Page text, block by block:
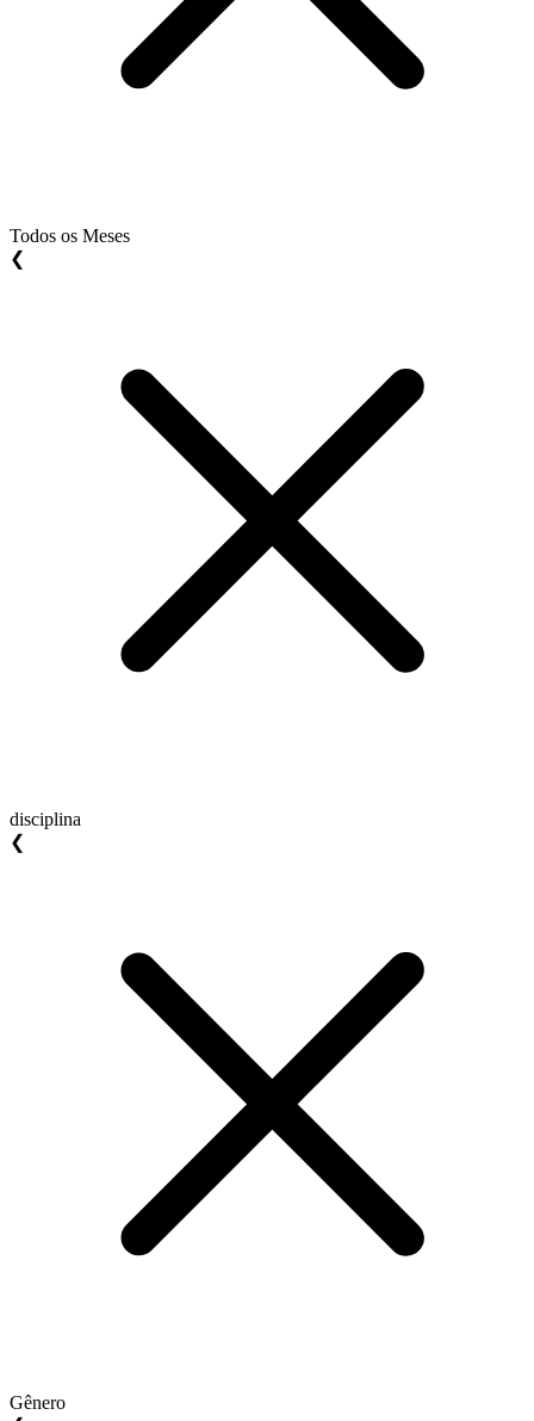
Todos os Meses
❮
disciplina
❮
Gênero